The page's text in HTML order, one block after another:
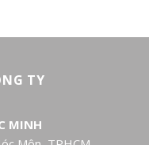
TY
MINH